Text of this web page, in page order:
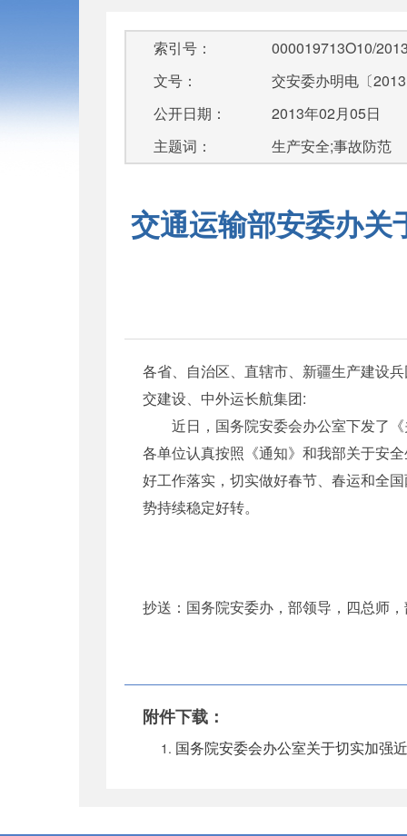
索引号：
000019713O10/
文号：
交安委办明电〔
公开日期：
2013年02月05日
主题词：
生产安全;事故防范
交通运输部安委办关
各省、自治区、直辖市、新疆生产建设
交建设、中外运长航集团:
近日，国务院安委会办公室下发了《
各单位认真按照《通知》和我部关于安
好工作落实，切实做好春节、春运和全
势持续稳定好转。
抄送：国务院安委办，部领导，四总师，
附件下载：
国务院安委会办公室关于切实加强